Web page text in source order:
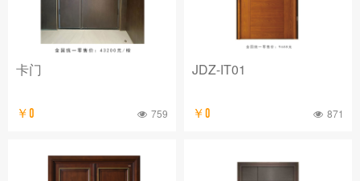
卡门
￥0 759
JDZ-IT01
￥0 871